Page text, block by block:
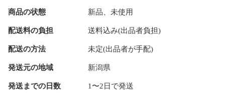
CS-251CF-W
CS-25MFE8-W
CS-25MFJ-W
CS-281CFR
CS-28MFB-W
商品の状態 新品、未使用
配送料の負担 送料込み(出品者負担)
配送の方法 未定(出品者が手配)
発送元の地域 新潟県
発送までの日数 1〜2日で発送